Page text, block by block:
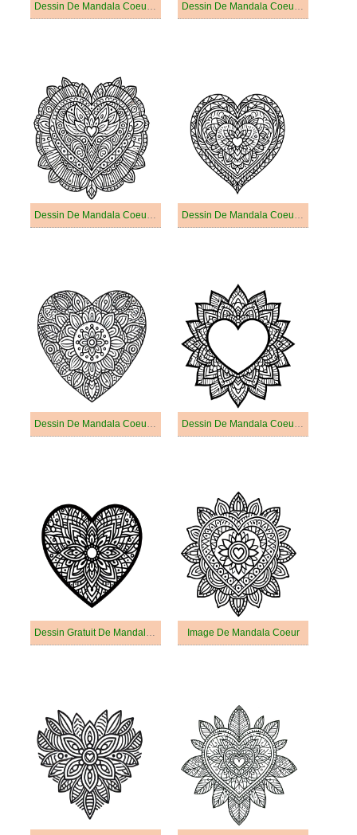
Dessin De Mandala Coeur Gratuit Dessin De Mandala Coeur Imprimable
Dessin De Mandala Coeur Pour Enfant Dessin De Mandala Coeur Pour Enfants
Dessin De Mandala Coeur Pour Les Enfants Dessin De Mandala Coeur Simple
Dessin Gratuit De Mandala Coeur Image De Mandala Coeur